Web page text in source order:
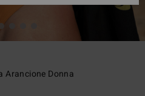
Arancione Donna